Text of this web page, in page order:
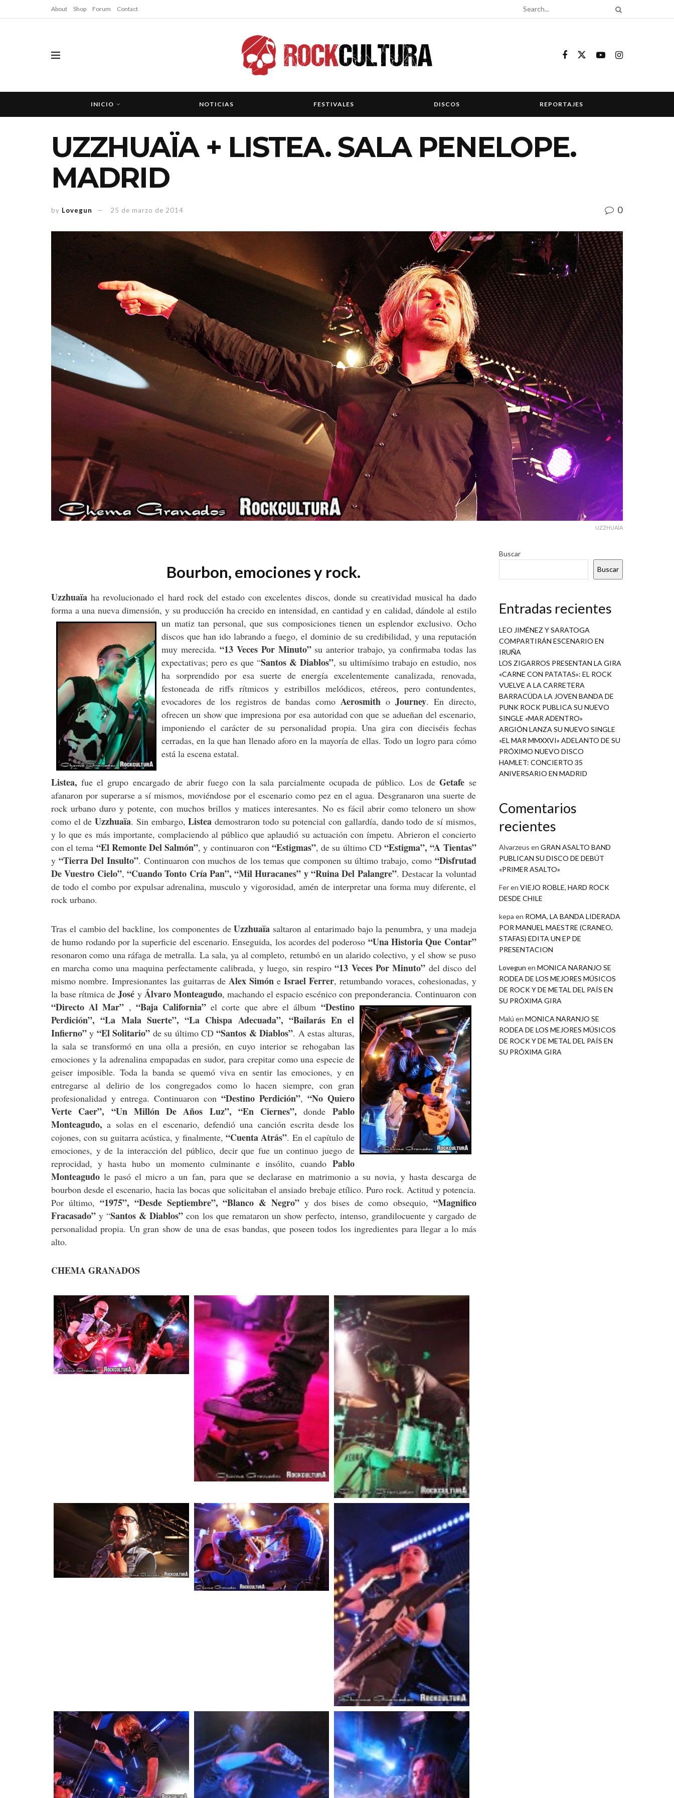
About Shop Forum Contact
INICIO NOTICIAS FESTIVALES DISCOS REPORTAJES
UZZHUAÏA + LISTEA. SALA PENELOPE.
MADRID
by Lovegun 25 de marzo de 2014 0
UZZHUAÏA
Bourbon, emociones y rock.
Uzzhuaïa ha revolucionado el hard rock del estado con excelentes discos, donde su creatividad musical ha dado
forma a una nueva dimensión, y su producción ha crecido en intensidad, en cantidad yen calidad, dándole al estilo
un matiz tan personal, que sus composiciones tienen un esplendor exclusivo. Ocho
discos que han ido labrando a fuego, el dominio de su credibilidad, y una reputación
muy merecida.“13 Veces Por Minuto”su anterior trabajo, ya confirmaba todas las
expectativas; pero es que “Santos & Diablos”, su ultimísimo trabajo en estudio, nos
ha sorprendido por esa suerte de energía excelentemente canalizada, renovada,
festoneada de riffs rítmicos y estribillos melódicos, etéreos, pero contundentes,
evocadores de los registros de bandas como Aerosmith o Journey. En directo,
ofrecen un show que impresiona por esa autoridad con que se adueñan del escenario,
imponiendo el carácter de su personalidad propia. Una gira con dieciséis fechas
cerradas, en la que han llenado aforo en la mayoría de ellas. Todo un logro para cómo
está la escena estatal.
Listea, fue el grupo encargado de abrir fuego con la sala parcialmente ocupada de público. Los deGetafe se
afanaron por superarse a sí mismos, moviéndose por el escenario como pez en el agua. Desgranaron una suerte de
rock urbano duro y potente, con muchos brillos y matices interesantes. No es fácil abrir como telonero un show
como el deUzzhuaïa. Sin embargo,Listea demostraron todo su potencial con gallardía, dando todo de sí mismos,
y lo que es más importante, complaciendo al público que aplaudió su actuación con ímpetu. Abrieron el concierto
con el tema “El Remonte Del Salmón”, y continuaron con“Estigmas”, de su último CD“Estigma”, “A Tientas”
y “Tierra Del Insulto”. Continuaron con muchos de los temas que componen su último trabajo, como “Disfrutad
De Vuestro Cielo”, “Cuando Tonto Cría Pan”, “Mil Huracanes” y “Ruina Del Palangre”. Destacar la voluntad
de todo el combo por expulsar adrenalina, musculo y vigorosidad, amén de interpretar una forma muy diferente, el
rock urbano.
Tras el cambio del backline, los componentes deUzzhuaïa saltaron al entarimado bajo la penumbra, y una madeja
de humo rodando por la superficie del escenario. Enseguida, los acordes del poderoso “Una Historia Que Contar”
resonaron como una ráfaga de metralla. La sala, ya al completo, retumbó en un alarido colectivo, y el show se puso
en marcha como una maquina perfectamente calibrada, y luego, sin respiro“13 Veces Por Minuto” del disco del
mismo nombre. Impresionantes las guitarras de Alex Simón eIsrael Ferrer, retumbando voraces, cohesionadas, y
la base rítmica deJosé y Álvaro Monteagudo, machando el espacio escénico con preponderancia. Continuaron con
“Directo Al Mar” , “Baja California” elcorte que abre el álbum “Destino
Perdición”, “La Mala Suerte”, “La Chispa Adecuada”, “Bailarás En el
Infierno” y “El Solitario” de su último CD“Santos & Diablos”. A estas alturas,
la sala se transformó en una olla a presión, en cuyo interior se rehogaban las
emociones y la adrenalina empapadas en sudor, para crepitar como una especie de
geiser imposible. Toda la banda se quemó viva en sentir las emociones, y en
entregarse al delirio de los congregados como lo hacen siempre, con gran
profesionalidad y entrega. Continuaron con “Destino Perdición”, “No Quiero
Verte Caer”, “Un Millón De Años Luz”, “En Ciernes”, donde Pablo
Monteagudo, a solas en el escenario, defendió una canción escrita desde los
cojones, con su guitarra acústica, y finalmente,“Cuenta Atrás”. En el capítulo de
emociones, y de la interacción del público, decir que fue un continuo juego de
reprocidad, y hasta hubo un momento culminante e insólito, cuando Pablo
Monteagudo le pasó el micro a un fan, para que se declarase en matrimonio a su novia, y hasta descarga de
bourbon desde el escenario, hacia las bocas que solicitaban el ansiado brebaje etílico. Puro rock. Actitud y potencia.
Por último, “1975”, “Desde Septiembre”, “Blanco & Negro” y dos bises de como obsequio, “Magnifico
Fracasado” y “Santos & Diablos” con los que remataron un show perfecto, intenso, grandilocuente y cargado de
personalidad propia. Un gran show de una de esas bandas, que poseen todos los ingredientes para llegar a lo más
alto.
CHEMA GRANADOS
Buscar
Buscar
Entradas recientes
LEO JIMÉNEZ Y SARATOGA
COMPARTIRÁN ESCENARIO EN
IRUÑA
LOS ZIGARROS PRESENTAN LA GIRA
«CARNE CON PATATAS»: EL ROCK
VUELVE A LA CARRETERA
BARRACÜDA LA JOVEN BANDA DE
PUNK ROCK PUBLICA SU NUEVO
SINGLE «MAR ADENTRO»
ARGIÓN LANZA SU NUEVO SINGLE
«EL MAR MMXXVI» ADELANTO DE SU
PRÓXIMO NUEVO DISCO
HAMLET: CONCIERTO 35
ANIVERSARIO EN MADRID
Comentarios
recientes
Alvarzeus en GRAN ASALTO BAND
PUBLICAN SU DISCO DE DEBÚT
«PRIMER ASALTO»
Feren VIEJO ROBLE, HARD ROCK
DESDE CHILE
kepa en ROMA, LA BANDA LIDERADA
POR MANUEL MAESTRE (CRANEO,
STAFAS) EDITA UN EP DE
PRESENTACION
Lovegun en MONICA NARANJO SE
RODEA DE LOS MEJORES MÚSICOS
DE ROCK Y DE METAL DEL PAÍS EN
SU PRÓXIMA GIRA
Malú en MONICA NARANJO SE
RODEA DE LOS MEJORES MÚSICOS
DE ROCK Y DE METAL DEL PAÍS EN
SU PRÓXIMA GIRA